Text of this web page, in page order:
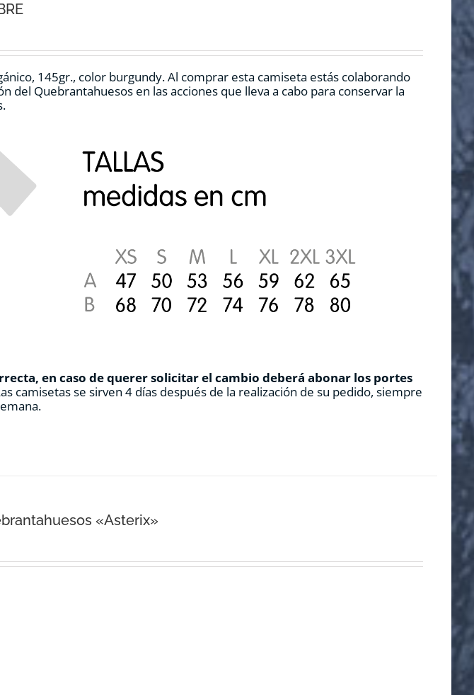
145gr., color burgundy. Al comprar esta camiseta estás colaborando
del Quebrantahuesos en las acciones que lleva a cabo para conservar la
en caso de querer solicitar el cambio deberá abonar los portes
camisetas se sirven 4 días después de la realización de su pedido, siempre
«Asterix»